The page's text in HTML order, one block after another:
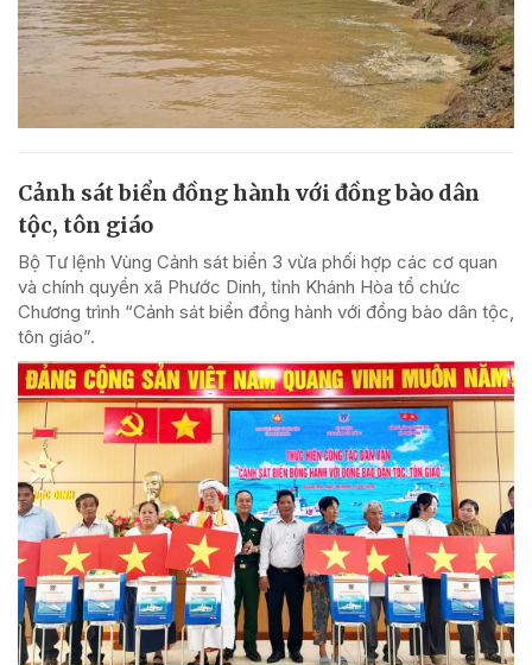
Cảnh sát biển đồng hành với đồng bào dân
tộc, tôn giáo
Bộ Tư lệnh Vùng Cảnh sát biển 3 vừa phối hợp các cơ quan
và chính quyền xã Phước Dinh, tỉnh Khánh Hòa tổ chức
Chương trình “Cảnh sát biển đồng hành với đồng bào dân tộc,
tôn giáo”.